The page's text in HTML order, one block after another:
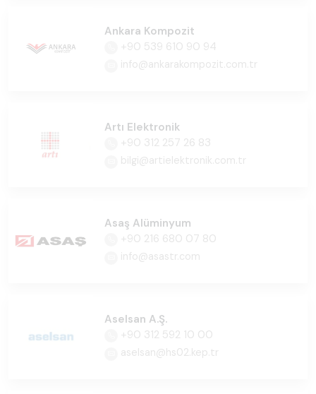
Ankara Kompozit
+90 539 610 90 94
info@ankarakompozit.com.tr
Artı Elektronik
+90 312 257 26 83
bilgi@artielektronik.com.tr
Asaş Alüminyum
+90 216 680 07 80
info@asastr.com
Aselsan A.Ş.
+90 312 592 10 00
aselsan@hs02.kep.tr